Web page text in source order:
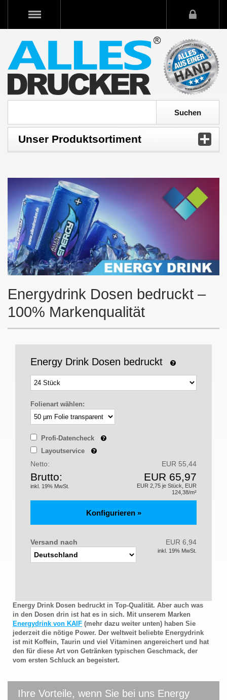
Unser Produktsortiment
Energydrink Dosen bedruckt –
100% Markenqualität
Energy Drink Dosen bedruckt
Folienart wählen:
Profi-Datencheck
Layoutservice
Netto: EUR 55,44
Brutto:
inkl. 19% MwSt.
EUR 65,97
EUR 2,75 je Stück, EUR
124,38/m²
Versand nach EUR 6,94
inkl. 19% MwSt.
Energy Drink Dosen bedruckt in Top-Qualität. Aber auch was
in den Dosen drin ist hat es in sich. Mit unserem Marken
Energydrink von KAIF (mehr dazu weiter unten) haben Sie
jederzeit die nötige Power. Der weltweit beliebte Energydrink
ist mit Koffein, Taurin und viel Vitaminen angereichert und hat
den für diese Art von Getränken typischen Geschmack, der
vom ersten Schluck an begeistert.
Ihre Vorteile, wenn Sie bei uns Energy